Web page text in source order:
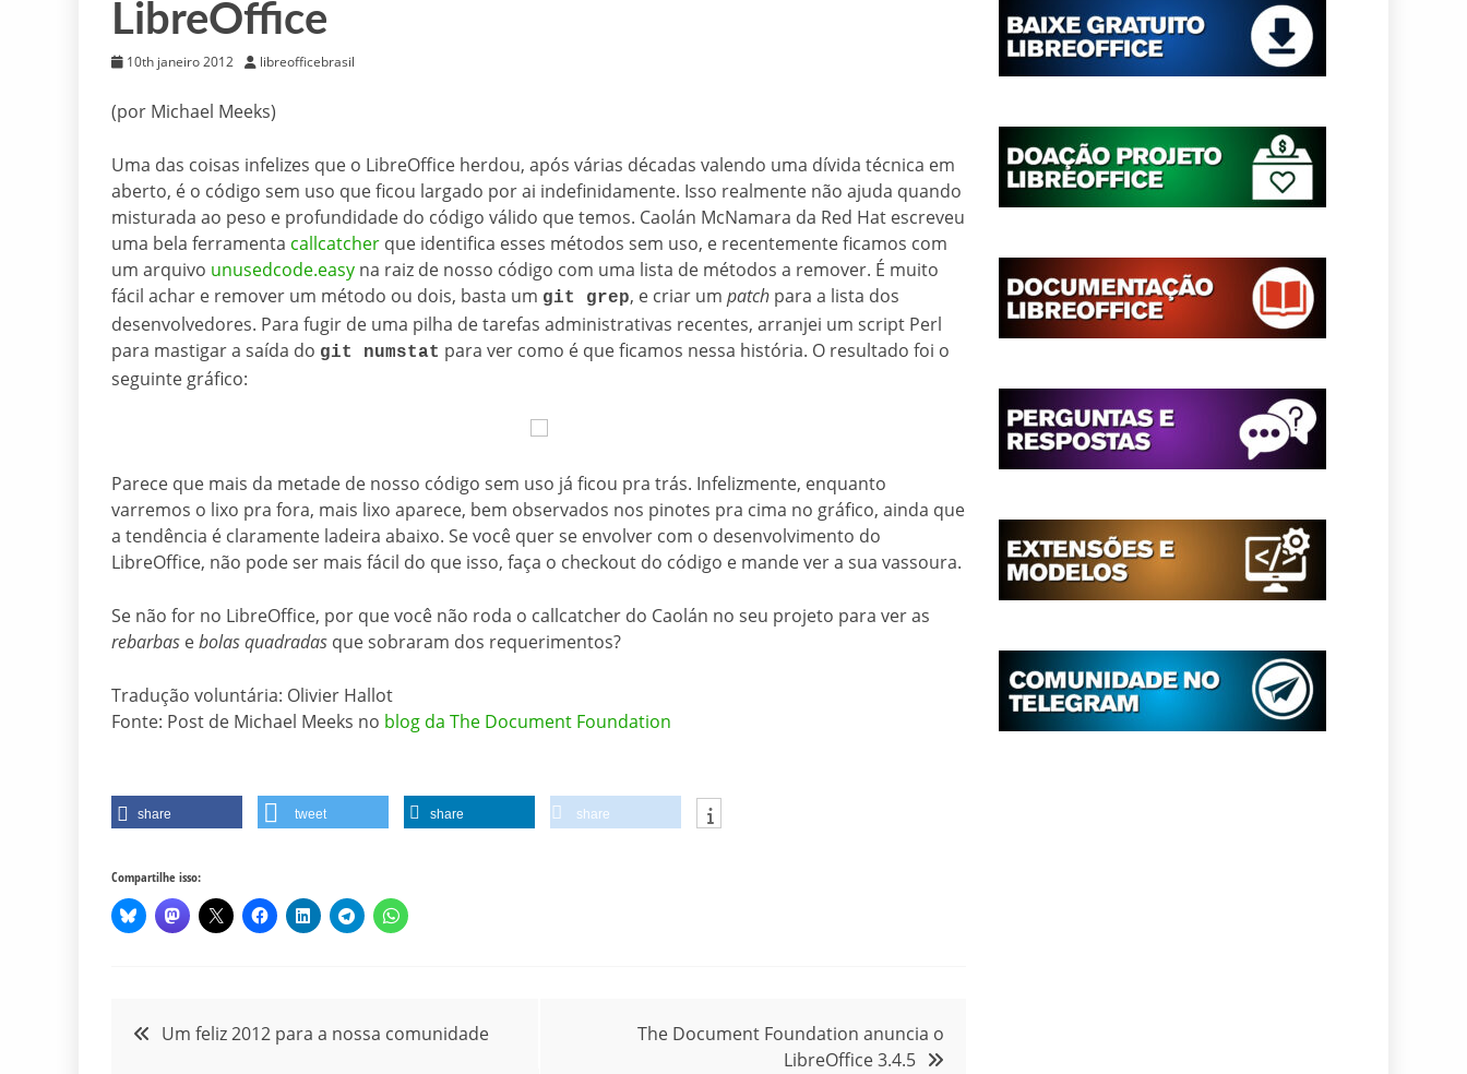
LibreOffice
10th janeiro 2012 libreofficebrasil
(por Michael Meeks)
Uma das coisas infelizes que o LibreOffice herdou, após várias décadas valendo uma dívida técnica em
aberto, é o código sem uso que ficou largado por ai indefinidamente. Isso realmente não ajuda quando
misturada ao peso e profundidade do código válido que temos. Caolán McNamara da Red Hat escreveu
uma bela ferramenta callcatcher que identifica esses métodos sem uso, e recentemente ficamos com
um arquivo unusedcode.easy na raiz de nosso código com uma lista de métodos a remover. É muito
fácil achar e remover um método ou dois, basta um git grep, e criar um patch para a lista dos
desenvolvedores. Para fugir de uma pilha de tarefas administrativas recentes, arranjei um script Perl
para mastigar a saída do git numstat para ver como é que ficamos nessa história. O resultado foi o
seguinte gráfico:
Parece que mais da metade de nosso código sem uso já ficou pra trás. Infelizmente, enquanto
varremos o lixo pra fora, mais lixo aparece, bem observados nos pinotes pra cima no gráfico, ainda que
a tendência é claramente ladeira abaixo. Se você quer se envolver com o desenvolvimento do
LibreOffice, não pode ser mais fácil do que isso, faça o checkout do código e mande ver a sua vassoura.
Se não for no LibreOffice, por que você não roda o callcatcher do Caolán no seu projeto para ver as
rebarbas ebolas quadradas que sobraram dos requerimentos?
Tradução voluntária: Olivier Hallot
Fonte: Post de Michael Meeks no blog da The Document Foundation
share tweet share share
Compartilhe isso:
Navegação
Um feliz 2012 para a nossa comunidade
The Document Foundation anuncia o
LibreOffice 3.4.5